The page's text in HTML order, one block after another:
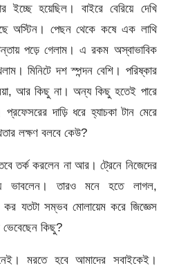
ইচ্ছে হয়েছিল। বাইরে বেরিয়ে দেখি
অস্টিন। পেছন থেকে কষে এক লাথি
পড়ে গেলাম। এ রকম অস্বাভাবিক
মিনিটে দশ স্পন্দন বেশি। পরিষ্কার
আর কিছু না। অন্য কিছু হতেই পারে
দাড়ি ধরে হ্যাচকা টান মেরে
লক্ষণ বলবে কেউ?
তর্ক করলেন না আর। ট্রেনে নিজেদের
ভাবলেন। তারও মনে হতে লাগল,
কর যতটা সম্ভব মোলায়েম করে জিজ্ঞেস
ভেবেছেন কিছু?
মরতে হবে আমাদের সবাইকেই।